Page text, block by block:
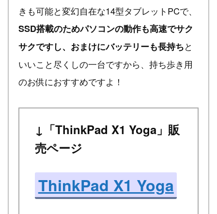
きも可能と変幻自在な14型タブレットPCで、
SSD搭載のためパソコンの動作も高速でサク
サクですし、おまけにバッテリーも長持ちと
いいこと尽くしの一台ですから、持ち歩き用
のお供におすすめですよ！
↓「ThinkPad X1 Yoga」販
売ページ
ThinkPad X1 Yoga